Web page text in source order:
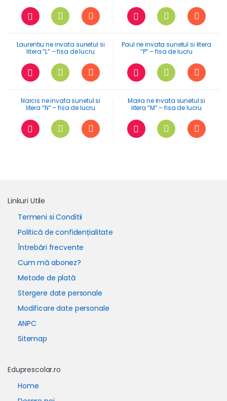
Laurentiu ne invata sunetul si
litera “L” – fisa de lucru
Paul ne invata sunetul si litera
“P” – fisa de lucru
Narcis ne invata sunetul si
litera “N” – fisa de lucru
Maria ne invata sunetul si
litera “M” – fisa de lucru
Linkuri Utile
Termeni si Conditii
Politică de confidențialitate
Întrebări frecvente
Cum mă abonez?
Metode de plată
Stergere date personale
Modificare date personale
ANPC
Sitemap
Eduprescolar.ro
Home